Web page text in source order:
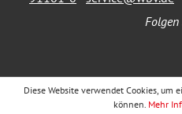
Folgen
Diese Website verwendet Cookies, um
können. Mehr